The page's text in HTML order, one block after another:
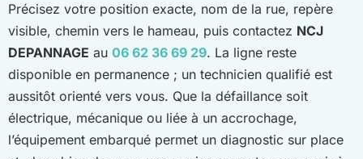
Précisez votre position exacte, nom de la rue, repère
visible, chemin vers le hameau, puis contactez NCJ
DEPANNAGE au 06 62 36 69 29. La ligne reste
disponible en permanence ; un technicien qualifié est
aussitôt orienté vers vous. Que la défaillance soit
électrique, mécanique ou liée à un accrochage,
l’équipement embarqué permet un diagnostic sur place